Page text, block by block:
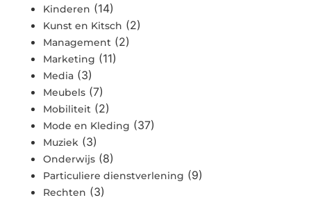
Kinderen (14)
Kunst en Kitsch (2)
Management (2)
Marketing (11)
Media (3)
Meubels (7)
Mobiliteit (2)
Mode en Kleding (37)
Muziek (3)
Onderwijs (8)
Particuliere dienstverlening (9)
Rechten (3)